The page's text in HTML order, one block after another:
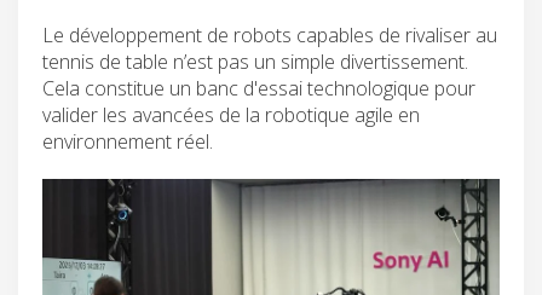
Le développement de robots capables de rivaliser au
tennis de table n’est pas un simple divertissement.
Cela constitue un banc d'essai technologique pour
valider les avancées de la robotique agile en
environnement réel.